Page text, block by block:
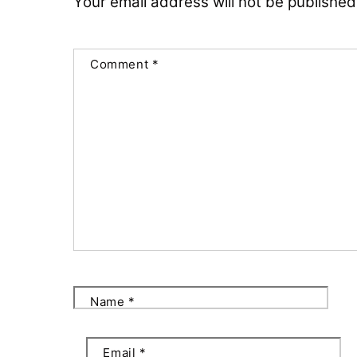
Comment *
Name *
Email *